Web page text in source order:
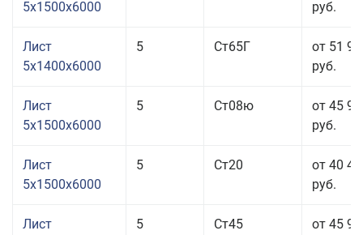
5x1500x6000 руб.
Лист
5x1400x6000
5 Ст65Г
от 51
руб.
Лист
5x1500x6000
5 Ст08ю
от 45
руб.
Лист
5x1500x6000
5 Ст20
от 40
руб.
Лист
5 Ст45
от 45